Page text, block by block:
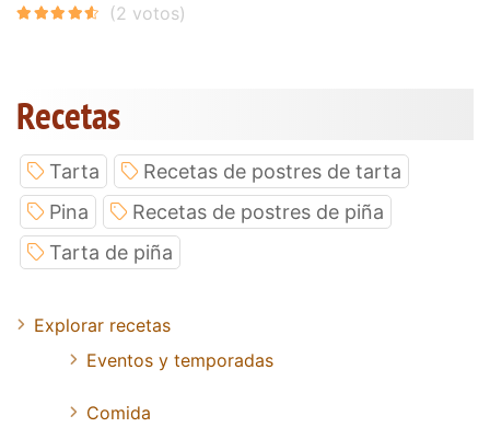
Recetas
Tarta
Recetas de postres de tarta
Pina
Recetas de postres de piña
Tarta de piña
Explorar recetas
Eventos y temporadas
Comida